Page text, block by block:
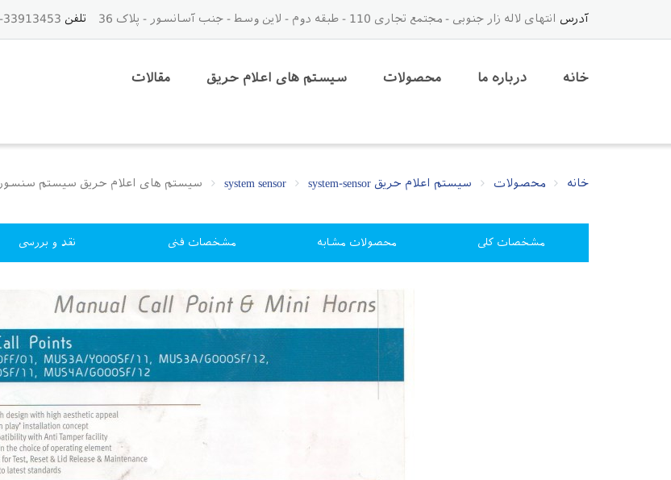
آدرس انتهای لاله زار جنوبی - مجتمع تجاری 110 - طبقه دوم - لاین وسط - جنب آسانسور - پلاک 36 تلفن 33913453-33979491-021 - 09125843459
خانه درباره ما محصولات سیستم های اعلام حریق مقالات
خانه محصولات سیستم اعلام حریق system sensor system-sensor سیستم های اعلام حریق سیستم سنسور System Sensor
مشخصات کلی محصولات مشابه مشخصات فنی نقد و بررسی